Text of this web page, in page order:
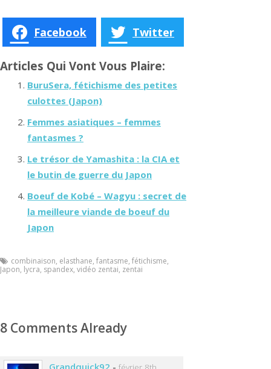
Facebook Twitter
Articles Qui Vont Vous Plaire:
BuruSera, fétichisme des petites
culottes (Japon)
Femmes asiatiques – femmes
fantasmes ?
Le trésor de Yamashita : la CIA et
le butin de guerre du Japon
Boeuf de Kobé – Wagyu : secret de
la meilleure viande de boeuf du
Japon
combinaison, elasthane, fantasme, fétichisme,
Japon, lycra, spandex, vidéo zentai, zentai
8 Comments Already
Grandquick92 -